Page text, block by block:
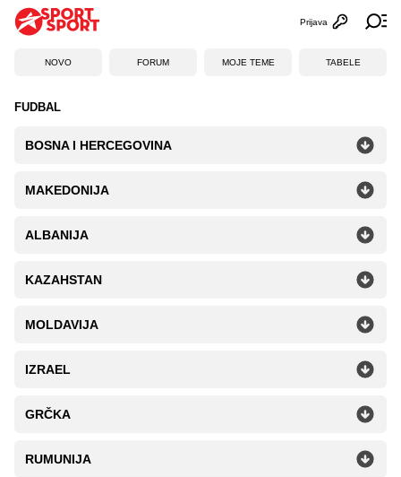
Otvori
Prijava
NOVO FORUM MOJE TEME TABELE
FUDBAL
BOSNA I HERCEGOVINA
MAKEDONIJA
ALBANIJA
KAZAHSTAN
MOLDAVIJA
IZRAEL
GRČKA
RUMUNIJA